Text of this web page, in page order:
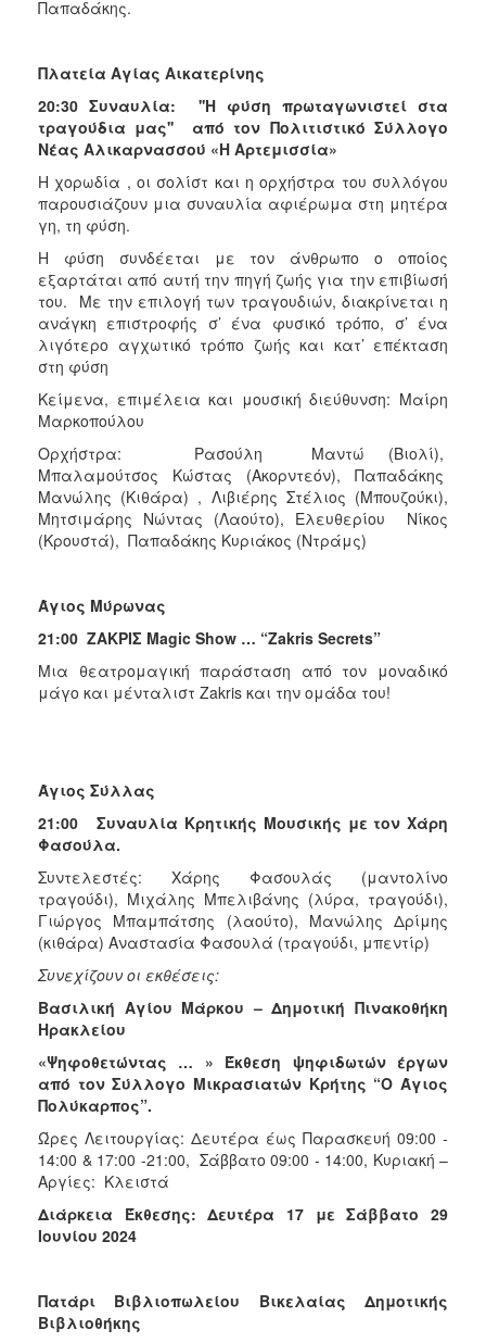
Παπαδάκης.
Πλατεία Αγίας Αικατερίνης
20:30 Συναυλία: ''Η φύση πρωταγωνιστεί στα
τραγούδια μας'' από τον Πολιτιστικό Σύλλογο
Νέας Αλικαρνασσού «Η Αρτεμισσία»
Η χορωδία , οι σολίστ και η ορχήστρα του συλλόγου
παρουσιάζουν μια συναυλία αφιέρωμα στη μητέρα
γη, τη φύση.
Η φύση συνδέεται με τον άνθρωπο ο οποίος
εξαρτάται από αυτή την πηγή ζωής για την επιβίωσή
του. Με την επιλογή των τραγουδιών, διακρίνεται η
ανάγκη επιστροφής σ’ ένα φυσικό τρόπο, σ’ ένα
λιγότερο αγχωτικό τρόπο ζωής και κατ’ επέκταση
στη φύση
Κείμενα, επιμέλεια και μουσική διεύθυνση: Μαίρη
Μαρκοπούλου
Ορχήστρα: Ρασούλη Μαντώ (Βιολί),
Μπαλαμούτσος Κώστας (Ακορντεόν), Παπαδάκης
Μανώλης (Κιθάρα) , Λιβιέρης Στέλιος (Μπουζούκι),
Μητσιμάρης Νώντας (Λαούτο), Ελευθερίου Νίκος
(Κρουστά), Παπαδάκης Κυριάκος (Ντράμς)
Άγιος Μύρωνας
21:00 ΖΑΚΡΙΣ Magic Show … “Zakris Secrets”
Μια θεατρομαγική παράσταση από τον μοναδικό
μάγο και μένταλιστ Zakris και την ομάδα του!
Άγιος Σύλλας
21:00 Συναυλία Κρητικής Μουσικής με τον Χάρη
Φασούλα.
Συντελεστές: Χάρης Φασουλάς (μαντολίνο
τραγούδι), Μιχάλης Μπελιβάνης (λύρα, τραγούδι),
Γιώργος Μπαμπάτσης (λαούτο), Μανώλης Δρίμης
(κιθάρα) Αναστασία Φασουλά (τραγούδι, μπεντίρ)
Συνεχίζουν οι εκθέσεις:
Βασιλική Αγίου Μάρκου – Δημοτική Πινακοθήκη
Ηρακλείου
«Ψηφοθετώντας … » Έκθεση ψηφιδωτών έργων
από τον Σύλλογο Μικρασιατών Κρήτης “Ο Άγιος
Πολύκαρπος”.
Ώρες Λειτουργίας: Δευτέρα έως Παρασκευή 09:00 -
14:00 & 17:00 -21:00, Σάββατο 09:00 - 14:00, Κυριακή –
Αργίες: Κλειστά
Διάρκεια Έκθεσης: Δευτέρα 17 με Σάββατο 29
Ιουνίου 2024
Πατάρι Βιβλιοπωλείου Βικελαίας Δημοτικής
Βιβλιοθήκης